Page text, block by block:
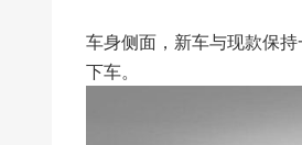
车身侧面，新车与现款保
下车。